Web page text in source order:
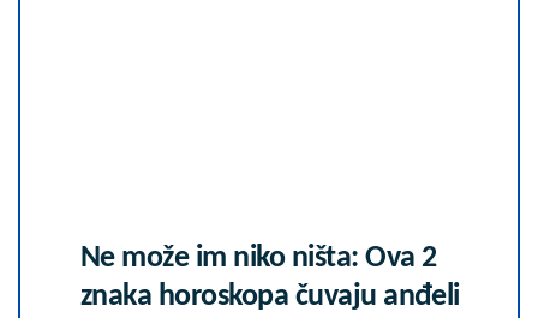
Ne može im niko ništa: Ova 2
znaka horoskopa čuvaju anđeli